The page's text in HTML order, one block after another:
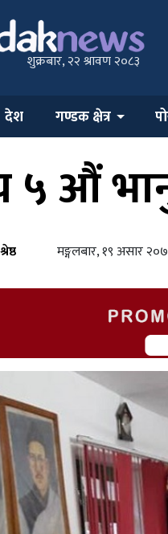
शुक्रबार, २२ श्रावण २०८३
देश गण्डक क्षेत्र
औं
मङ्गलबार, १९ असार